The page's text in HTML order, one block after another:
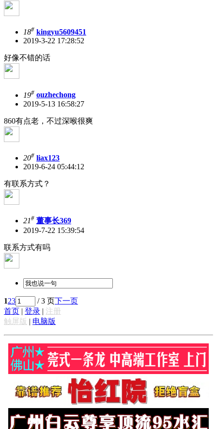
18# kingyu5609451
2019-3-22 17:28:52
好像不错的话
19# ouzhechong
2019-5-13 16:58:27
860有点老，不过深喉很爽
20# liax123
2019-6-24 05:44:12
有联系方式？
21# 董事长369
2019-7-22 15:39:54
联系方式有吗
123 / 3 页下一页
首页 | 登录 | 注册
触屏版 | 电脑版